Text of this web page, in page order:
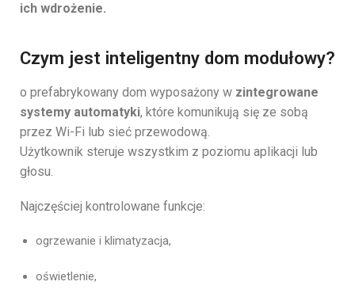
ich wdrożenie.
Czym jest inteligentny dom modułowy?
o prefabrykowany dom wyposażony w zintegrowane
systemy automatyki, które komunikują się ze sobą
przez Wi-Fi lub sieć przewodową.
Użytkownik steruje wszystkim z poziomu aplikacji lub
głosu.
Najczęściej kontrolowane funkcje:
ogrzewanie i klimatyzacja,
oświetlenie,